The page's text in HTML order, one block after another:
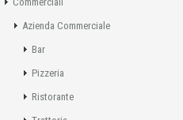
Azienda Commerciale
Bar
Pizzeria
Ristorante